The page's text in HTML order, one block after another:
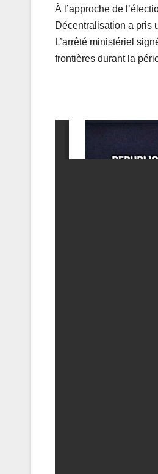
À l’approche de
Décentralisation a pris
L’arrêté ministériel
frontières durant la